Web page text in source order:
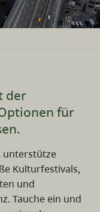
der
für
unterstütze
Kulturfestivals,
und
Tauche ein und